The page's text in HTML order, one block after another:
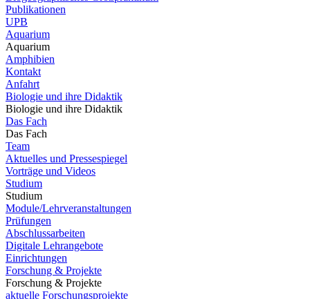
Publikationen
UPB
Aquarium
Aquarium
Amphibien
Kontakt
Anfahrt
Biologie und ihre Didaktik
Biologie und ihre Didaktik
Das Fach
Das Fach
Team
Aktuelles und Pressespiegel
Vorträge und Videos
Studium
Studium
Module/Lehrveranstaltungen
Prüfungen
Abschlussarbeiten
Digitale Lehrangebote
Einrichtungen
Forschung & Projekte
Forschung & Projekte
aktuelle Forschungsprojekte